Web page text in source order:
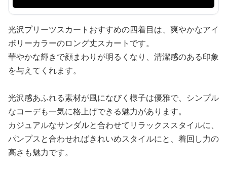
光沢プリーツスカートおすすめの四着目は、爽やかなアイ
ボリーカラーのロング丈スカートです。
華やかな輝きで顔まわりが明るくなり、清潔感のある印象
を与えてくれます。
光沢感あふれる素材が風になびく様子は優雅で、シンプル
なコーデも一気に格上げできる魅力があります。
カジュアルなサンダルと合わせてリラックススタイルに、
パンプスと合わせればきれいめスタイルにと、着回し力の
高さも魅力です。